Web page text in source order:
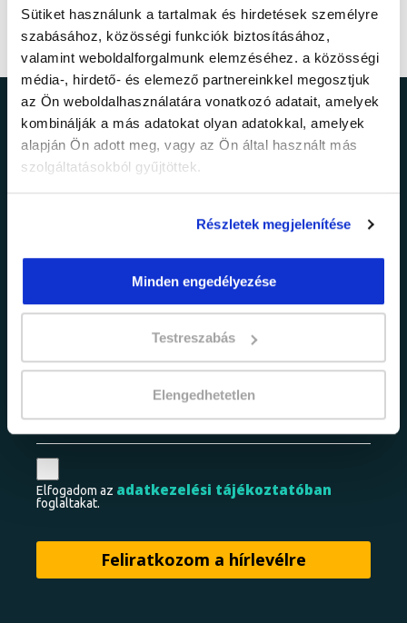
Sütiket használunk a tartalmak és hirdetések személyre
szabásához, közösségi funkciók biztosításához,
valamint weboldalforgalmunk elemzéséhez. a közösségi
média-, hirdető- és elemező partnereinkkel megosztjuk
az Ön weboldalhasználatára vonatkozó adatait, amelyek
kombinálják a más adatokat olyan adatokkal, amelyek
alapján Ön adott meg, vagy az Ön által használt más
szolgáltatásokból gyűjtöttek.
Részletek megjelenítése
Minden engedélyezése
Testreszabás
Elengedhetetlen
Ne maradj le a
legfrissebb
információkról!
Értesülj elsőként legújabb tanfolyamainkról,
legfrissebb híreinkről és időszakos
promócióinkról.
Elfogadom az adatkezelési tájékoztatóban
foglaltakat.